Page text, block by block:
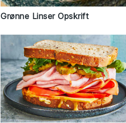
Grønne Linser Opskrift